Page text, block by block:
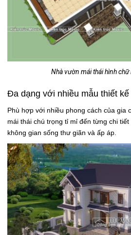
Nhà vườn mái thái hình chữ L
Đa dạng với nhiều mẫu thiết
Phù hợp với nhiều phong cách của gia
mái thái chú trọng tỉ mỉ đến từng chi
không gian sống thư giãn và ấp áp.